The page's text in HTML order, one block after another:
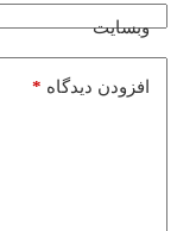
وبسایت
افزودن دیدگاه *